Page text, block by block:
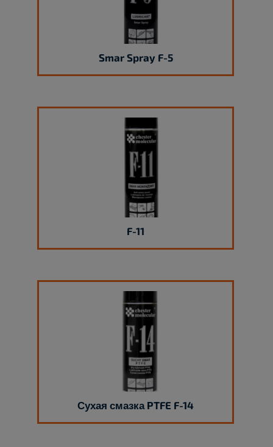
Smar Spray F-5
F-11
Сухая смазка PTFE F-14